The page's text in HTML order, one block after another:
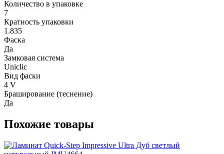
Количество в упаковке
7
Кратность упаковки
1.835
Фаска
Да
Замковая система
Uniclic
Вид фаски
4 V
Браширование (теснение)
Да
Похожие товары